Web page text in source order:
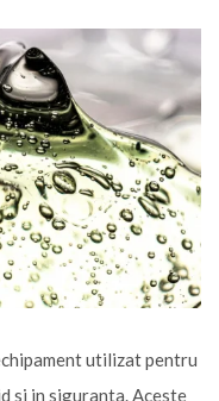
utilizat pentru
si in siguranta. Aceste